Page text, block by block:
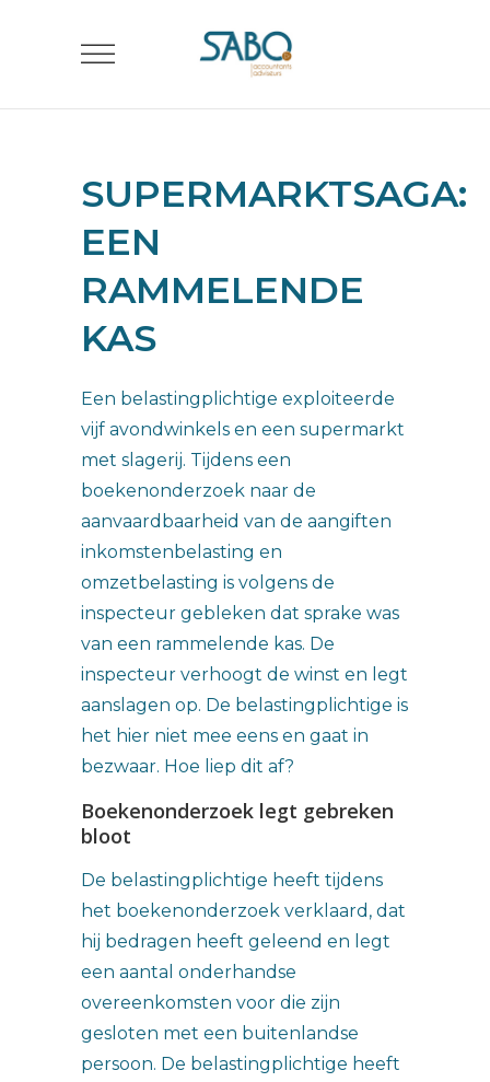
SUPERMARKTSAGA:
EEN
RAMMELENDE
KAS
Een belastingplichtige exploiteerde
vijf avondwinkels en een supermarkt
met slagerij. Tijdens een
boekenonderzoek naar de
aanvaardbaarheid van de aangiften
inkomstenbelasting en
omzetbelasting is volgens de
inspecteur gebleken dat sprake was
van een rammelende kas. De
inspecteur verhoogt de winst en legt
aanslagen op. De belastingplichtige is
het hier niet mee eens en gaat in
bezwaar. Hoe liep dit af?
Boekenonderzoek legt gebreken
bloot
De belastingplichtige heeft tijdens
het boekenonderzoek verklaard, dat
hij bedragen heeft geleend en legt
een aantal onderhandse
overeenkomsten voor die zijn
gesloten met een buitenlandse
persoon. De belastingplichtige heeft